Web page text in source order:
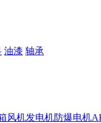
油漆 轴承
风机发电机防爆电机